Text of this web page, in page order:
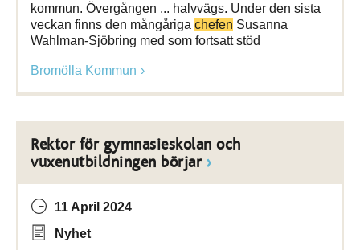
kommun. Övergången ... halvvägs. Under den sista
veckan finns den mångåriga chefen Susanna
Wahlman-Sjöbring med som fortsatt stöd
Bromölla Kommun
Rektor för gymnasieskolan och
vuxenutbildningen börjar
11 April 2024
Nyhet